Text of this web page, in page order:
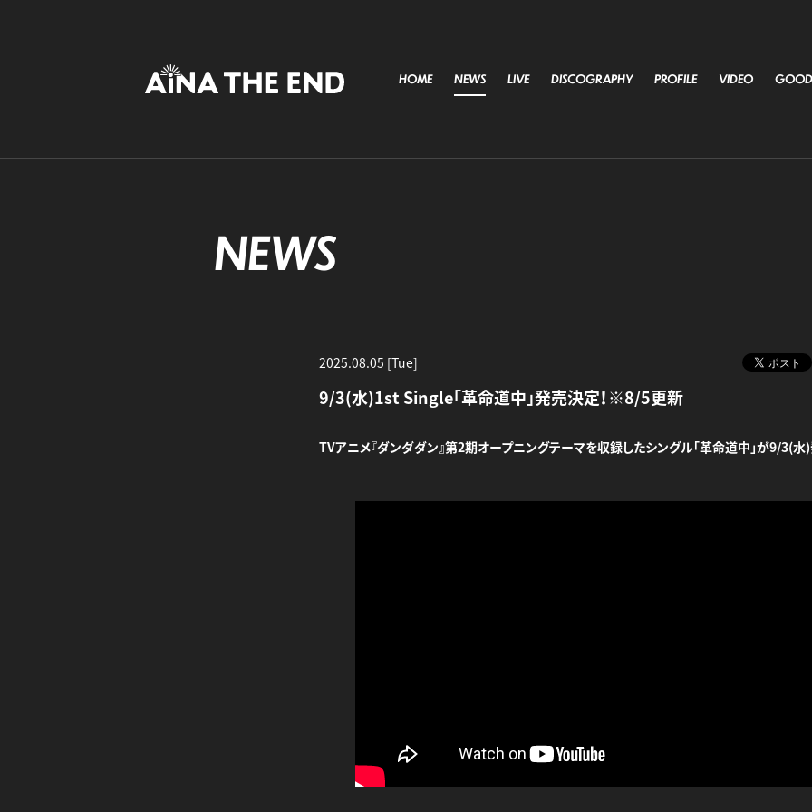
HOME NEWS LIVE DISCOGRAPHY PROFILE VIDEO
NEWS
2025.08.05 [Tue]
9/3(水)1st Single「革命道中」発売決定！※8/5更新
TVアニメ『ダンダダン』第2期オープニングテーマを収録したシングル「革命道中」が9/3(水)